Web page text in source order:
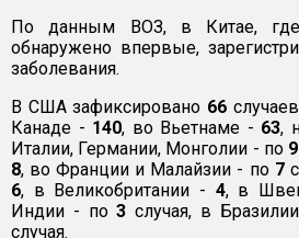
По данным ВОЗ, в Китае, где
обнаружено впервые,
заболевания.
В США зафиксировано 66
Канаде - 140, во Вьетнаме - 63,
Италии, Германии, Монголии - по 9
8, во Франции и Малайзии - по 7
6, в Великобритании - 4, в
Индии - по3 случая, в
случая.